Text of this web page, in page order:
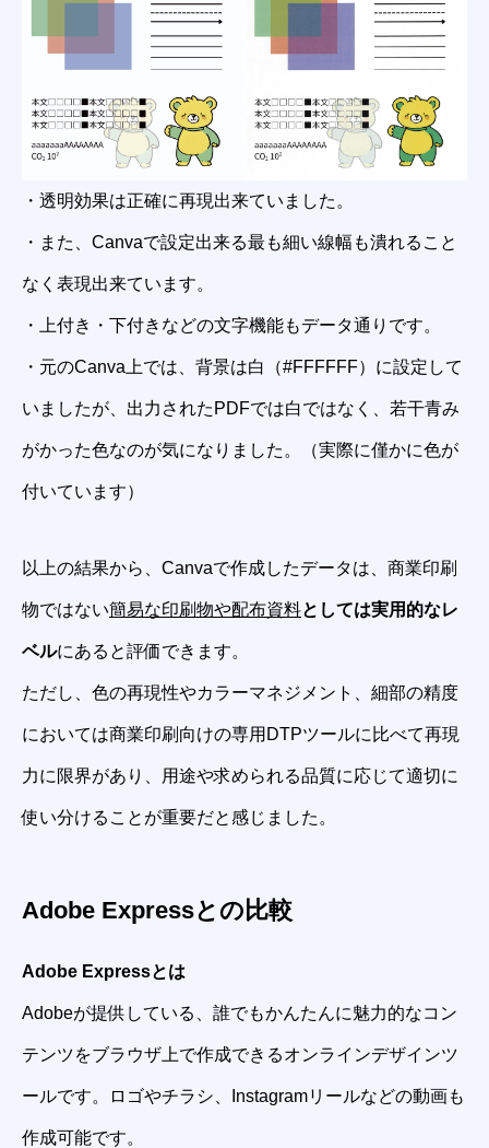
・透明効果は正確に再現出来ていました。
・また、Canvaで設定出来る最も細い線幅も潰れること
なく表現出来ています。
・上付き・下付きなどの文字機能もデータ通りです。
・元のCanva上では、背景は白（#FFFFFF）に設定して
いましたが、出力されたPDFでは白ではなく、若干青み
がかった色なのが気になりました。（実際に僅かに色が
付いています）
以上の結果から、Canvaで作成したデータは、商業印刷
物ではない簡易な印刷物や配布資料としては実用的なレ
ベルにあると評価できます。
ただし、色の再現性やカラーマネジメント、細部の精度
においては商業印刷向けの専用DTPツールに比べて再現
力に限界があり、用途や求められる品質に応じて適切に
使い分けることが重要だと感じました。
Adobe Expressとの比較
Adobe Expressとは
Adobeが提供している、誰でもかんたんに魅力的なコン
テンツをブラウザ上で作成できるオンラインデザインツ
ールです。ロゴやチラシ、Instagramリールなどの動画も
作成可能です。